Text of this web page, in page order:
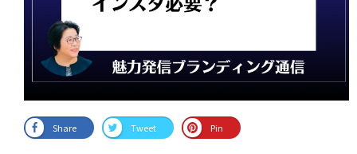
Share Tweet Pin